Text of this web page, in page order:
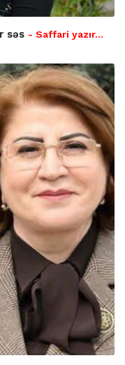
səs - Saffari yazır…